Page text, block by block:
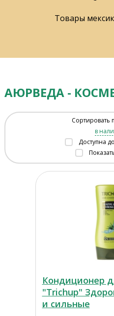
Товары
АЮРВЕДА -
Сортировать
в
Доступна
Кондиционер
"Trichup"
и сильные